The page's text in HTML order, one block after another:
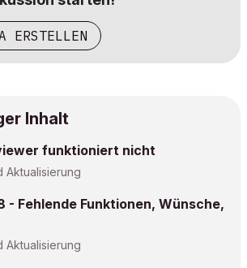
ERSTELLEN
Inhalt
funktioniert nicht
Aktualisierung
- Fehlende Funktionen, Wünsche,
Aktualisierung